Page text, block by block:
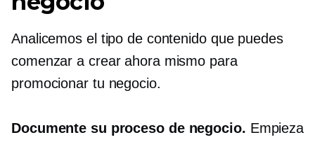
Analicemos el tipo de contenido que puedes
comenzar a crear ahora mismo para
promocionar tu negocio.
Documente su proceso de negocio. Empieza